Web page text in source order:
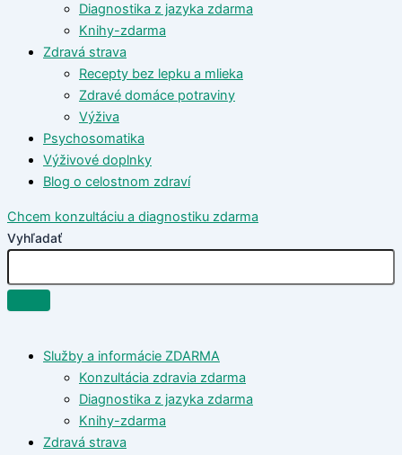
Diagnostika z jazyka zdarma
Knihy-zdarma
Zdravá strava
Recepty bez lepku a mlieka
Zdravé domáce potraviny
Výživa
Psychosomatika
Výživové doplnky
Blog o celostnom zdraví
Chcem konzultáciu a diagnostiku zdarma
Vyhľadať
Služby a informácie ZDARMA
Konzultácia zdravia zdarma
Diagnostika z jazyka zdarma
Knihy-zdarma
Zdravá strava